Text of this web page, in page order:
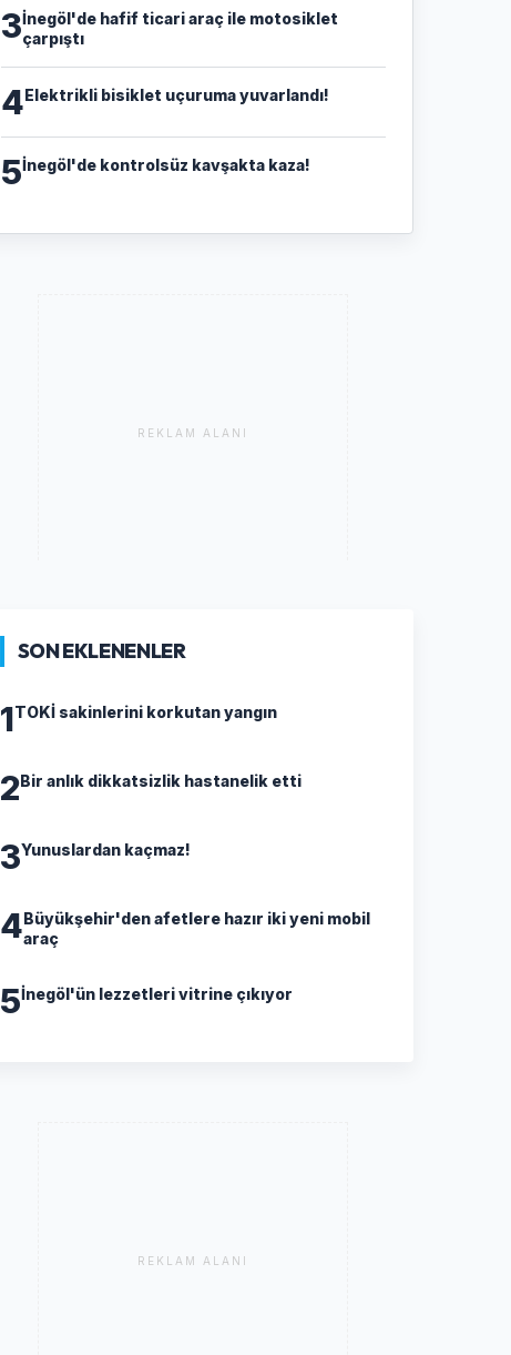
3İnegöl'de hafif ticari araç ile motosiklet
çarpıştı
4Elektrikli bisiklet uçuruma yuvarlandı!
5İnegöl'de kontrolsüz kavşakta kaza!
REKLAM ALANI
SON EKLENENLER
1TOKİ sakinlerini korkutan yangın
2Bir anlık dikkatsizlik hastanelik etti
3Yunuslardan kaçmaz!
4Büyükşehir'den afetlere hazır iki yeni mobil
araç
5İnegöl'ün lezzetleri vitrine çıkıyor
REKLAM ALANI